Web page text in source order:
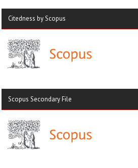
Citedness by Scopus
Scopus Secondary File